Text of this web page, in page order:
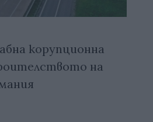
корупционна
на